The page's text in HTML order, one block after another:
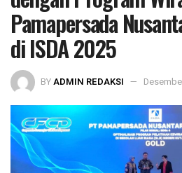
Pamapersada
di ISDA 2025
BYADMIN REDAKSI